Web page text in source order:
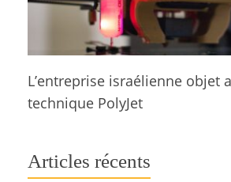
L’entreprise israélienne objet
technique PolyJet
Articles récents